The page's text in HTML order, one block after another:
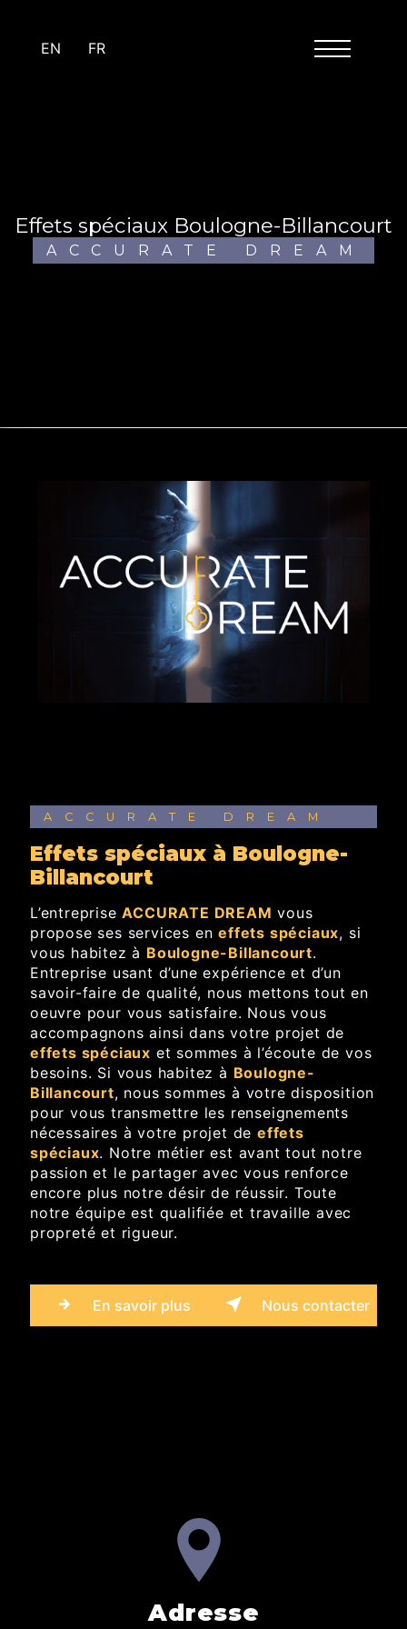
EN FR
effets spéciaux Boulogne-Billancourt
ACCURATE DREAM
ACCURATE DREAM
effets spéciaux à Boulogne-
Billancourt
L’entrepriseACCURATE DREAM vous
propose ses services eneffets spéciaux, si
vous habitez à Boulogne-Billancourt.
Entreprise usant d’une expérience et d’un
savoir-faire de qualité, nous mettons tout en
oeuvre pour vous satisfaire. Nous vous
accompagnons ainsi dans votre projet de
effets spéciaux et sommes à l’écoute de vos
besoins. Si vous habitez à Boulogne-
Billancourt, nous sommes à votre disposition
pour vous transmettre les renseignements
nécessaires à votre projet deeffets
spéciaux. Notre métier est avant tout notre
passion et le partager avec vous renforce
encore plus notre désir de réussir. Toute
notre équipe est qualifiée et travaille avec
propreté et rigueur.
En savoir plus Nous contacter
Adresse